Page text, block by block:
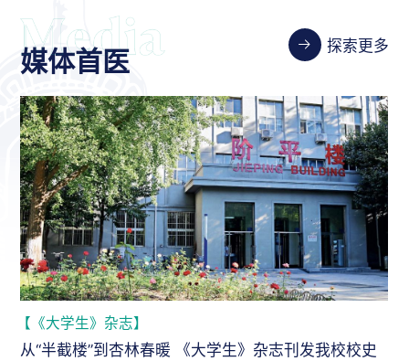
媒体首医 探索更多
刊发我校校史
【新华社】
新华社：坚守人民至上，为“健康中国”